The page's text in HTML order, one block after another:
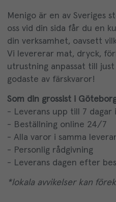
Menigo är en av Sveriges
oss vid din sida får du en
din verksamhet, oavsett
Vi levererar mat, dryck,
utrustning anpassat till
godaste av färskvaror!
Som din grossist i
- Leverans upp till 7 dagar
- Beställning online 24/7
- Alla varor i samma
- Personlig rådgivning
- Leverans dagen efter
*lokala avvikelser kan